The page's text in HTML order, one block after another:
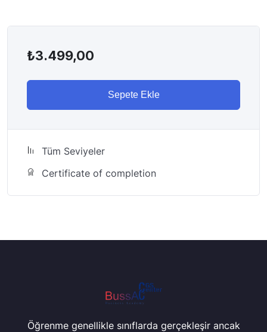
₺3.499,00
Sepete Ekle
Tüm Seviyeler
Certificate of completion
Öğrenme genellikle sınıflarda gerçekleşir ancak